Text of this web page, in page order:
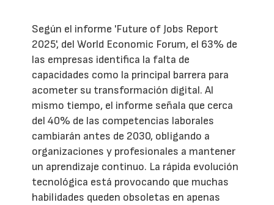
Según el informe 'Future of Jobs Report
2025', del World Economic Forum, el 63% de
las empresas identifica la falta de
capacidades como la principal barrera para
acometer su transformación digital. Al
mismo tiempo, el informe señala que cerca
del 40% de las competencias laborales
cambiarán antes de 2030, obligando a
organizaciones y profesionales a mantener
un aprendizaje continuo. La rápida evolución
tecnológica está provocando que muchas
habilidades queden obsoletas en apenas